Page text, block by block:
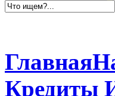
Главная
Кредиты